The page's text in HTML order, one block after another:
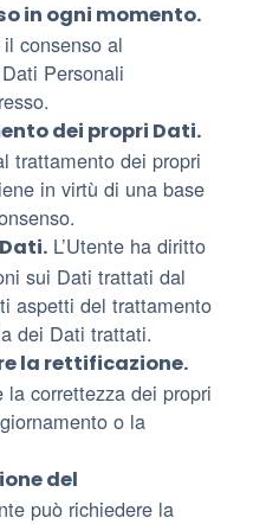
in ogni momento.
il consenso al
Personali
dei propri Dati.
trattamento dei propri
in virtù di una base
L’Utente ha diritto
sui Dati trattati dal
aspetti del trattamento
dei Dati trattati.
la rettificazione.
la correttezza dei propri
o la
del
può richiedere la